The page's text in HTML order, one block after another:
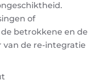
of
betrokkene en de
de re-integratie